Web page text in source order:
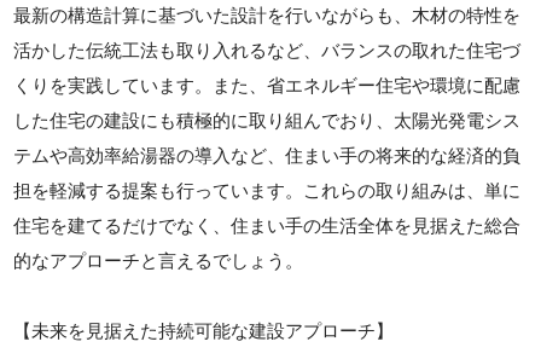
最新の構造計算に基づいた設計を行いながらも、木材の特性を
活かした伝統工法も取り入れるなど、バランスの取れた住宅づ
くりを実践しています。また、省エネルギー住宅や環境に配慮
した住宅の建設にも積極的に取り組んでおり、太陽光発電シス
テムや高効率給湯器の導入など、住まい手の将来的な経済的負
担を軽減する提案も行っています。これらの取り組みは、単に
住宅を建てるだけでなく、住まい手の生活全体を見据えた総合
的なアプローチと言えるでしょう。
【未来を見据えた持続可能な建設アプローチ】